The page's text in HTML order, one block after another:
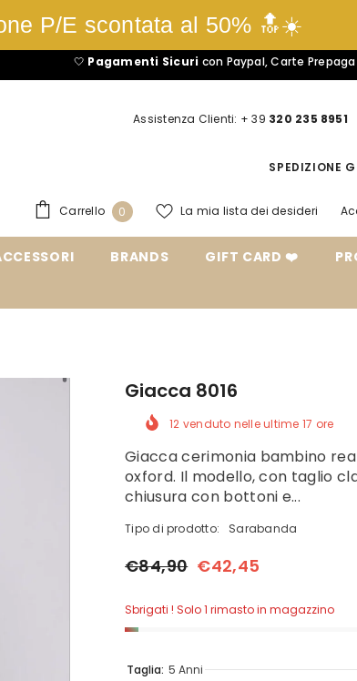
P/E scontata al 50% 🔝☀️
Pagamenti Sicuricon Paypal, Carte Prepagate/
Assistenza Clienti: + 39 320 235 8951
SPEDIZIONE
Carrello 0 0
La mia lista dei desideri
BRANDS GIFT CARD ❤️
Giacca 8016
12 venduto nelle ultime 17 ore
Giacca cerimonia bambino
oxford. Il modello, con taglio
chiusura con bottoni e...
Tipo di prodotto: Sarabanda
€84,90 €42,45
Sbrigati ! Solo 1 rimasto in magazzino
Taglia: 5 Anni